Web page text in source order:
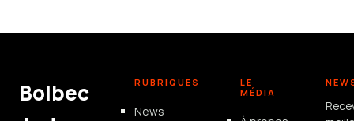
Bolbec
RUBRIQUES
News
LE
MÉDIA